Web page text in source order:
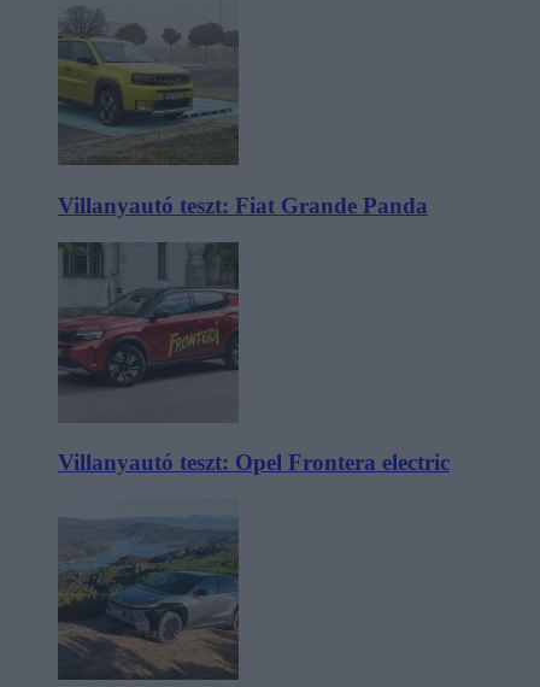
Villanyautó teszt: Fiat Grande Panda
Villanyautó teszt: Opel Frontera electric